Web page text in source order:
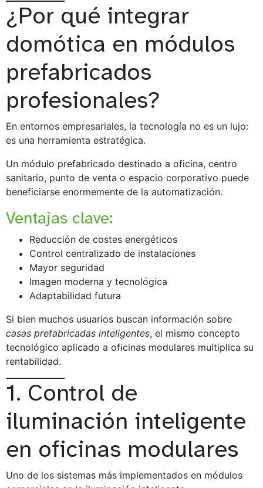
¿Por qué integrar
domótica en módulos
prefabricados
profesionales?
En entornos empresariales, la tecnología no es un lujo:
es una herramienta estratégica.
Un módulo prefabricado destinado a oficina, centro
sanitario, punto de venta o espacio corporativo puede
beneficiarse enormemente de la automatización.
Ventajas clave:
Reducción de costes energéticos
Control centralizado de instalaciones
Mayor seguridad
Imagen moderna y tecnológica
Adaptabilidad futura
Si bien muchos usuarios buscan información sobre
casas prefabricadas inteligentes, el mismo concepto
tecnológico aplicado a oficinas modulares multiplica su
rentabilidad.
1. Control de
iluminación inteligente
en oficinas modulares
Uno de los sistemas más implementados en módulos